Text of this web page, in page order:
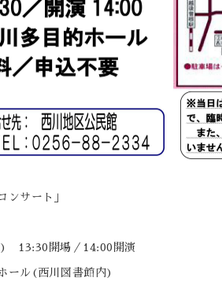
ンサート」
) 13:30開場／14:00開演
ール(西川図書館内)